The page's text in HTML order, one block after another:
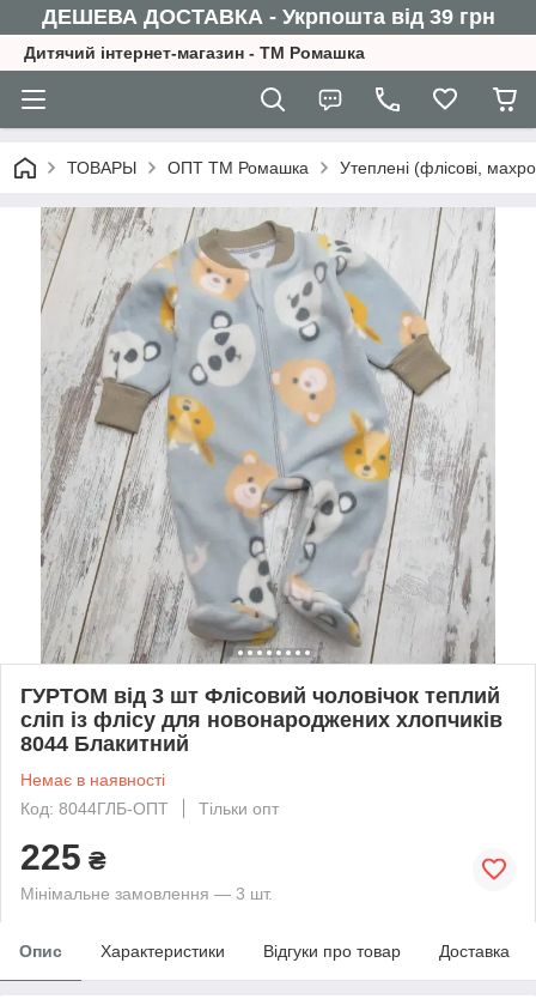
ДЕШЕВА ДОСТАВКА - Укрпошта від 39 грн
Дитячий інтернет-магазин - ТМ Ромашка
ТОВАРЫ ОПТ ТМ Ромашка Утеплені (флісові,
ГУРТОМ від 3 шт Флісовий чоловічок теплий
сліп із флісу для новонароджених хлопчиків
8044 Блакитний
Немає в наявності
Код: 8044ГЛБ-ОПТ
Тільки опт
225 ₴
Мінімальне замовлення — 3 шт.
Опис Характеристики Відгуки про товар Доставка